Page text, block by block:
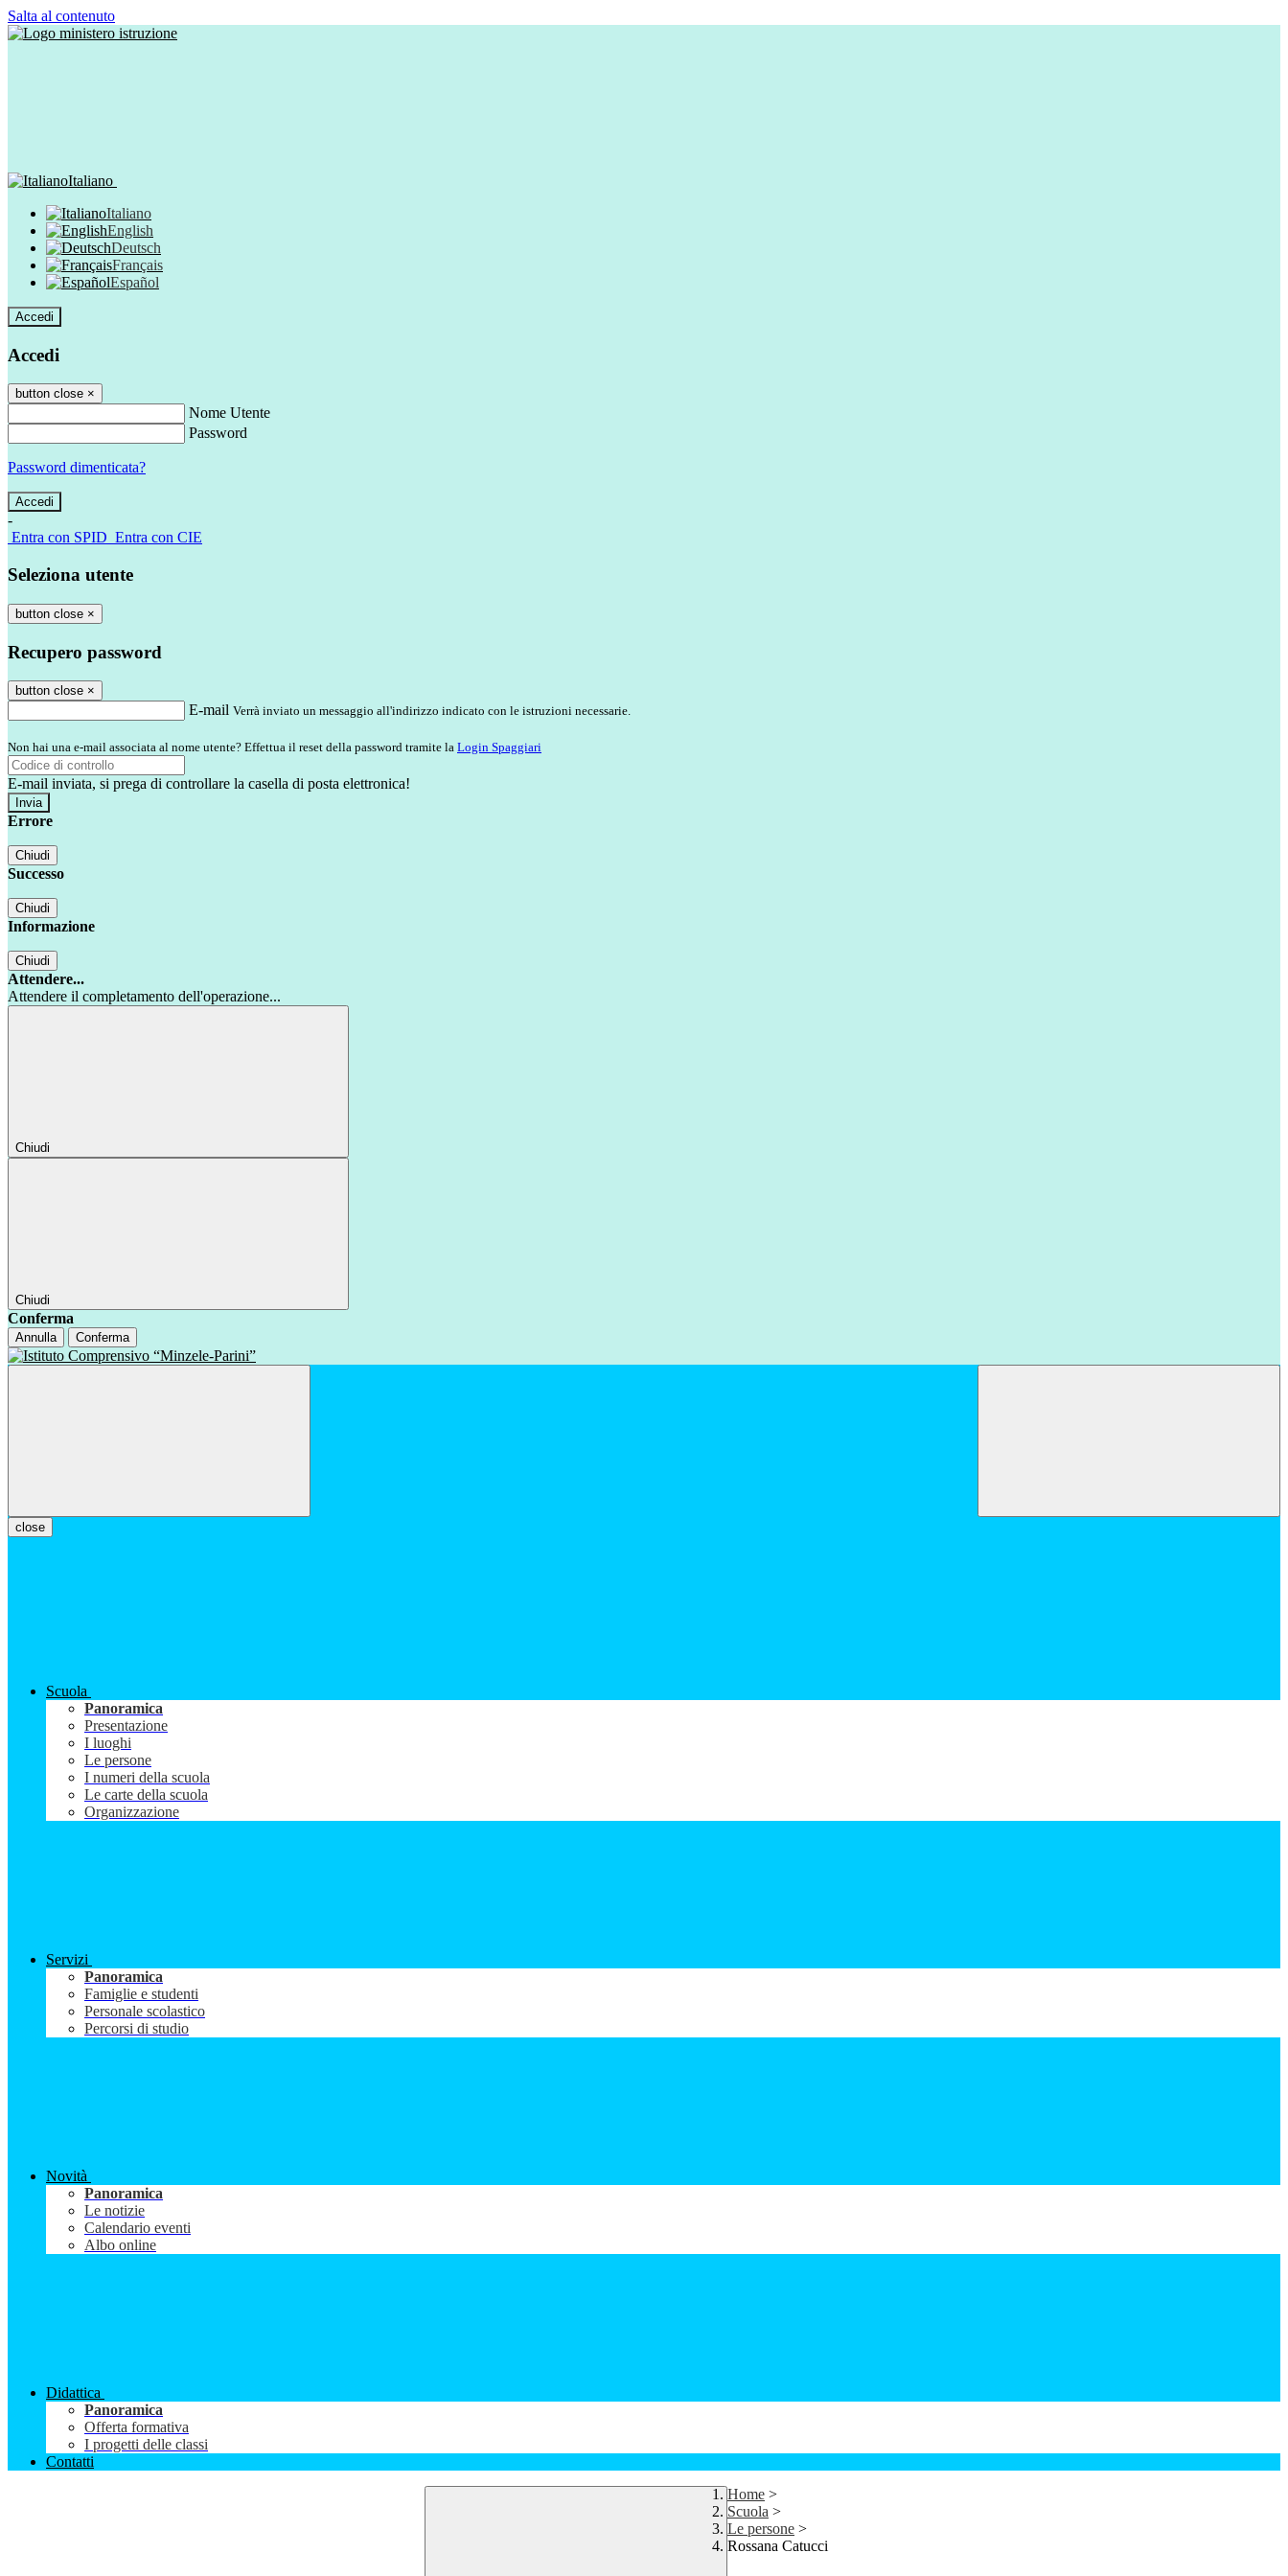
Salta al contenuto
Italiano
Italiano
English
Deutsch
Français
Español
Accedi
Accedi
button close ×
Nome Utente
Password
Password dimenticata?
-
Entra con SPID Entra con CIE
Seleziona utente
button close ×
Recupero password
button close ×
E-mail Verrà inviato un messaggio all'indirizzo indicato con le istruzioni necessarie.
Non hai una e-mail associata al nome utente? Effettua il reset della password tramite la Login Spaggiari
E-mail inviata, si prega di controllare la casella di posta elettronica!
Errore
Chiudi
Successo
Chiudi
Informazione
Chiudi
Attendere...
Attendere il completamento dell'operazione...
Chiudi
Chiudi
Conferma
Annulla Conferma
close
Scuola
Panoramica
Presentazione
I luoghi
Le persone
I numeri della scuola
Le carte della scuola
Organizzazione
Servizi
Panoramica
Famiglie e studenti
Personale scolastico
Percorsi di studio
Novità
Panoramica
Le notizie
Calendario eventi
Albo online
Didattica
Panoramica
Offerta formativa
I progetti delle classi
Contatti
Home >
Scuola >
Le persone >
Rossana Catucci